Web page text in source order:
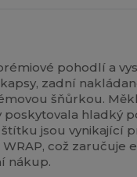
pohodlí a
zadní
šňůrkou.
poskytovala hladký
jsou vynikající
což zaručuje
nákup.